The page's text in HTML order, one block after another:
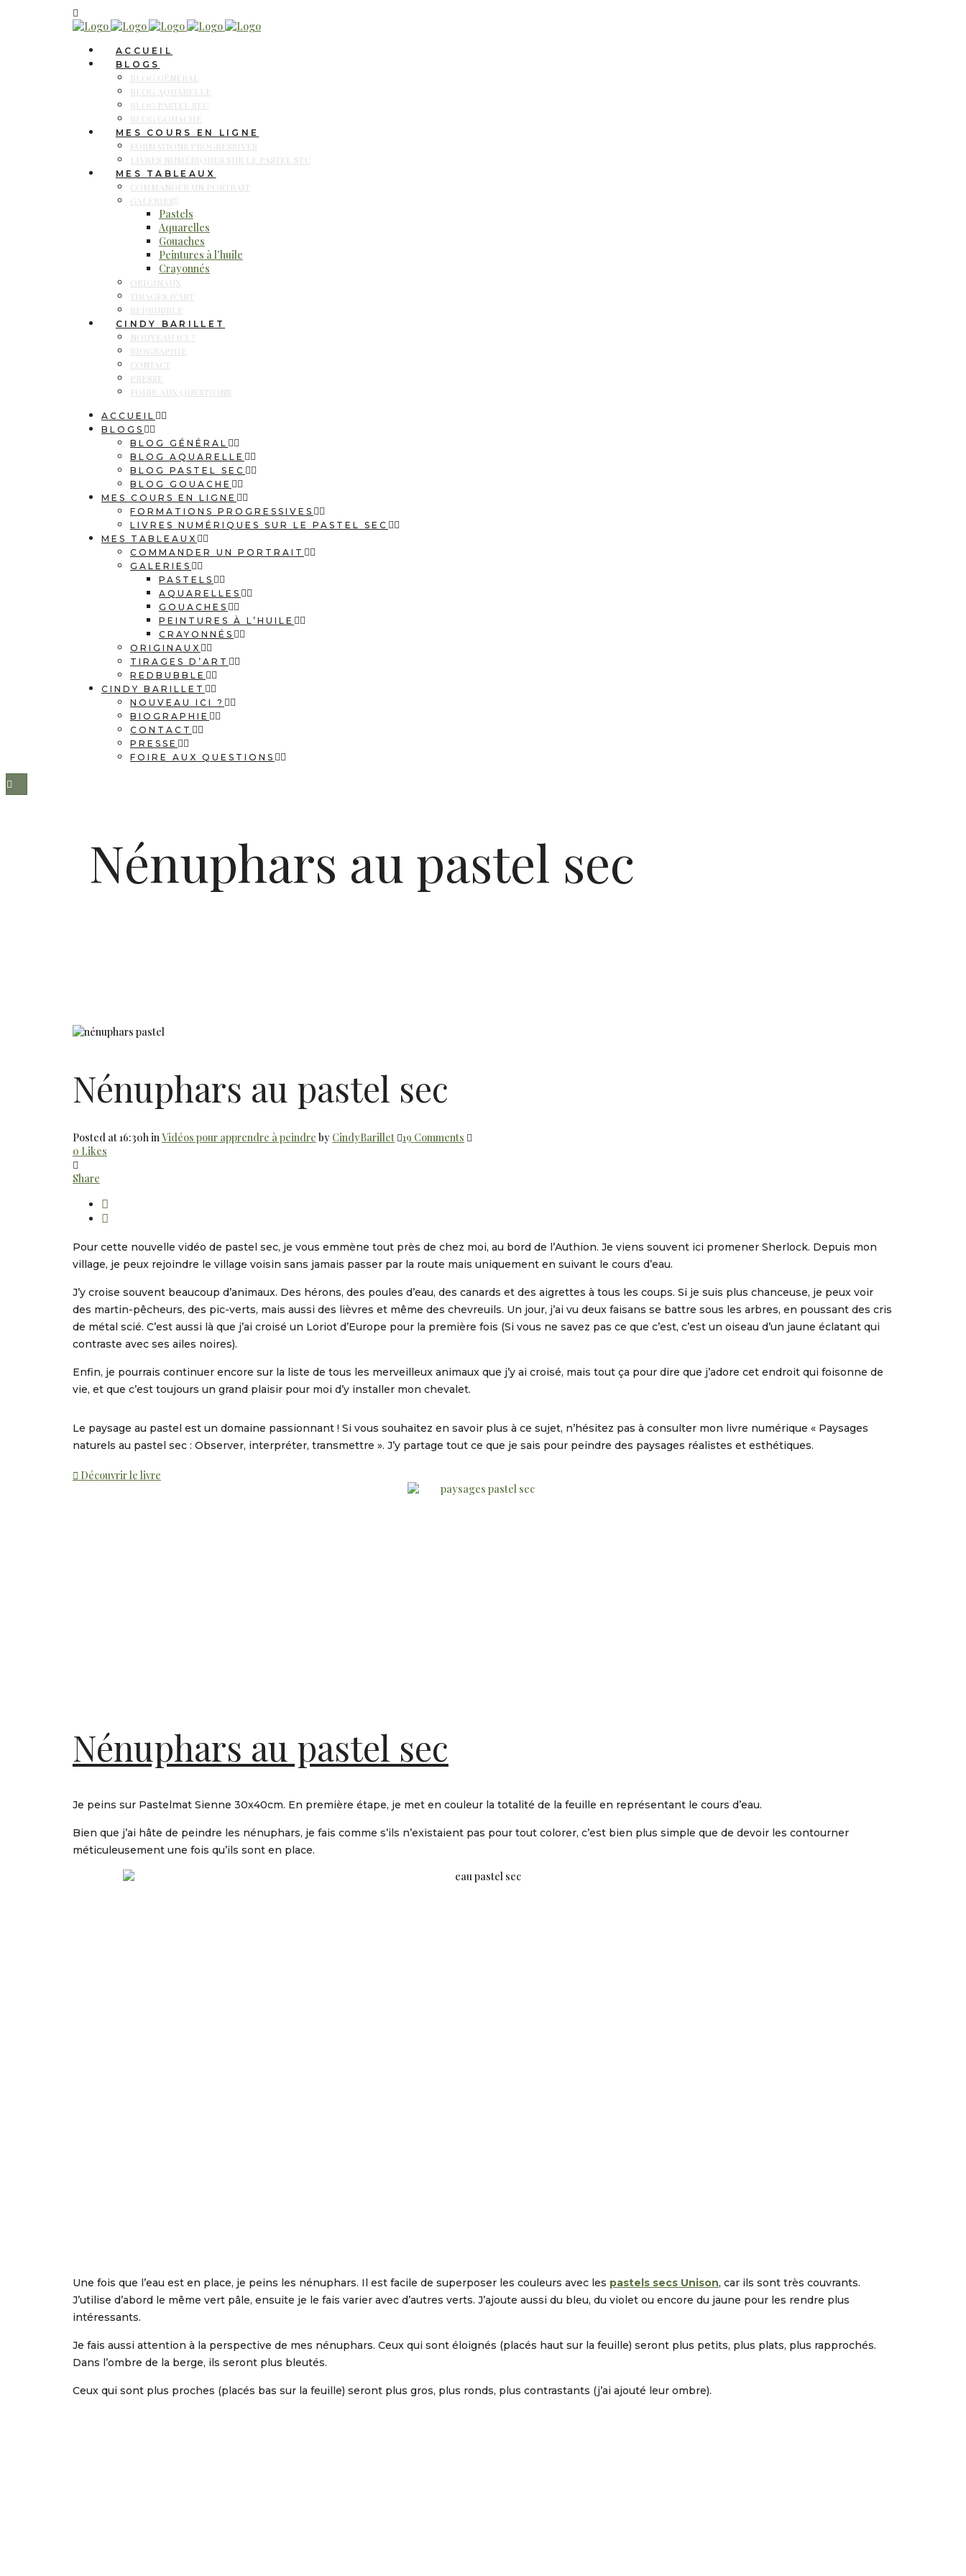
ACCUEIL
BLOGS
BLOG GÉNÉRAL
BLOG AQUARELLE
BLOG PASTEL SEC
BLOG GOUACHE
MES COURS EN LIGNE
FORMATIONS PROGRESSIVES
LIVRES NUMÉRIQUES SUR LE PASTEL SEC
MES TABLEAUX
COMMANDER UN PORTRAIT
GALERIES
Pastels
Aquarelles
Gouaches
Peintures à l’huile
Crayonnés
ORIGINAUX
TIRAGES D’ART
REDBUBBLE
CINDY BARILLET
NOUVEAU ICI ?
BIOGRAPHIE
CONTACT
PRESSE
FOIRE AUX QUESTIONS
ACCUEIL
BLOGS
BLOG GÉNÉRAL
BLOG AQUARELLE
BLOG PASTEL SEC
BLOG GOUACHE
MES COURS EN LIGNE
FORMATIONS PROGRESSIVES
LIVRES NUMÉRIQUES SUR LE PASTEL SEC
MES TABLEAUX
COMMANDER UN PORTRAIT
GALERIES
PASTELS
AQUARELLES
GOUACHES
PEINTURES À L’HUILE
CRAYONNÉS
ORIGINAUX
TIRAGES D’ART
REDBUBBLE
CINDY BARILLET
NOUVEAU ICI ?
BIOGRAPHIE
CONTACT
PRESSE
FOIRE AUX QUESTIONS
Nénuphars au pastel sec
Nénuphars au pastel sec
Posted at 16:30h in Vidéos pour apprendre à peindre by CindyBarillet 19 Comments
0 Likes
Share
Pour cette nouvelle vidéo de pastel sec, je vous emmène tout près de chez moi, au bord de l’Authion. Je viens souvent ici promener Sherlock. Depuis mon
village, je peux rejoindre le village voisin sans jamais passer par la route mais uniquement en suivant le cours d’eau.
J’y croise souvent beaucoup d’animaux. Des hérons, des poules d’eau, des canards et des aigrettes à tous les coups. Si je suis plus chanceuse, je peux voir
des martin-pêcheurs, des pic-verts, mais aussi des lièvres et même des chevreuils. Un jour, j’ai vu deux faisans se battre sous les arbres, en poussant des cris
de métal scié. C’est aussi là que j’ai croisé un Loriot d’Europe pour la première fois (Si vous ne savez pas ce que c’est, c’est un oiseau d’un jaune éclatant qui
contraste avec ses ailes noires).
Enfin, je pourrais continuer encore sur la liste de tous les merveilleux animaux que j’y ai croisé, mais tout ça pour dire que j’adore cet endroit qui foisonne de
vie, et que c’est toujours un grand plaisir pour moi d’y installer mon chevalet.
Le paysage au pastel est un domaine passionnant ! Si vous souhaitez en savoir plus à ce sujet, n’hésitez pas à consulter mon livre numérique « Paysages
naturels au pastel sec : Observer, interpréter, transmettre ». J’y partage tout ce que je sais pour peindre des paysages réalistes et esthétiques.
Découvrir le livre
Nénuphars au pastel sec
Je peins sur Pastelmat Sienne 30x40cm. En première étape, je met en couleur la totalité de la feuille en représentant le cours d’eau.
Bien que j’ai hâte de peindre les nénuphars, je fais comme s’ils n’existaient pas pour tout colorer, c’est bien plus simple que de devoir les contourner
méticuleusement une fois qu’ils sont en place.
Une fois que l’eau est en place, je peins les nénuphars. Il est facile de superposer les couleurs avec les pastels secs Unison, car ils sont très couvrants.
J’utilise d’abord le même vert pâle, ensuite je le fais varier avec d’autres verts. J’ajoute aussi du bleu, du violet ou encore du jaune pour les rendre plus
intéressants.
Je fais aussi attention à la perspective de mes nénuphars. Ceux qui sont éloignés (placés haut sur la feuille) seront plus petits, plus plats, plus rapprochés.
Dans l’ombre de la berge, ils seront plus bleutés.
Ceux qui sont plus proches (placés bas sur la feuille) seront plus gros, plus ronds, plus contrastants (j’ai ajouté leur ombre).